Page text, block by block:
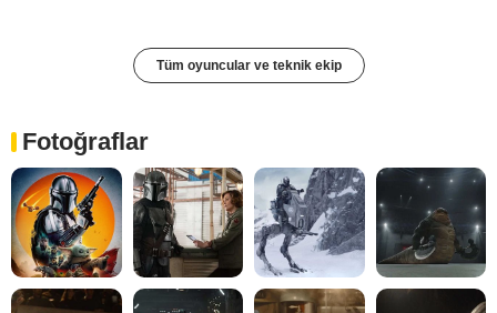
Tüm oyuncular ve teknik ekip
Fotoğraflar